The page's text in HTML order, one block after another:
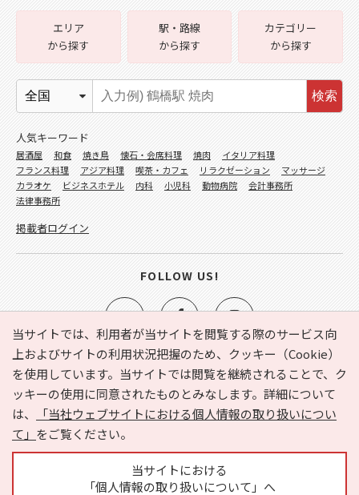
当サイトでは、利用者が当サイトを閲覧する際のサービス向
上およびサイトの利用状況把握のため、クッキー（Cookie）
を使用しています。当サイトでは閲覧を継続されることで、ク
ッキーの使用に同意されたものとみなします。詳細について
は、
「当社ウェブサイトにおける個人情報の取り扱いについ
て」 をご覧ください。
当サイトにおける
「個人情報の取り扱いについて」へ
e-NAVITA（イーナビタ）とは？ お気に入り
ヘルプ
利用規約
個人情報の取り扱いについて
運営会社
サイトマップ
広告掲載に関するお問い合わせ
エリア
から探す
駅・路線
から探す
カテゴリー
から探す
検索
人気キーワード
居酒屋 和食 焼き鳥 懐石・会席料理 焼肉
イタリア料理
フランス料理
アジア料理 喫茶・カフェ リラクゼーション
マッサージ
カラオケ
ビジネスホテル 内科 小児科 動物病院
会計事務所
法律事務所
掲載者ログイン
FOLLOW US!